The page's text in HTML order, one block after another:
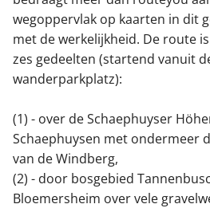
wegoppervlak op kaarten in dit
met de werkelijkheid. De route
zes gedeelten (startend vanuit
wanderparkplatz):
(1) - over de Schaephuyser
Schaephuysen met ondermeer
van de Windberg,
(2) - door bosgebied
Bloemersheim over vele